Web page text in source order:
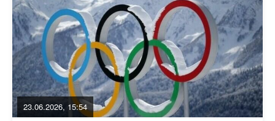
23.06.2026, 15:54